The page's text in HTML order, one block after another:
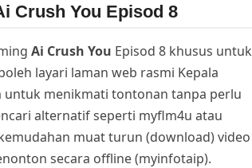
Crush You Episod 8
Ai Crush You Episod 8 khusus untuk
layari laman web rasmi Kepala
untuk menikmati tontonan tanpa perlu
alternatif seperti myflm4u atau
muat turun (download) video
secara offline (myinfotaip).